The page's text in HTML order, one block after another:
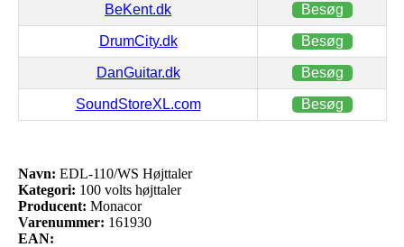
BeKent.dk Besøg
DrumCity.dk Besøg
DanGuitar.dk Besøg
SoundStoreXL.com Besøg
Navn: EDL-110/WS Højttaler
Kategori: 100 volts højttaler
Producent: Monacor
Varenummer: 161930
EAN: